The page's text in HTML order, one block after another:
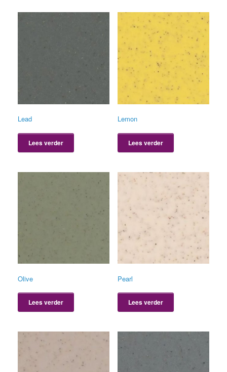
Lead
Lees verder
Lemon
Lees verder
Olive
Lees verder
Pearl
Lees verder